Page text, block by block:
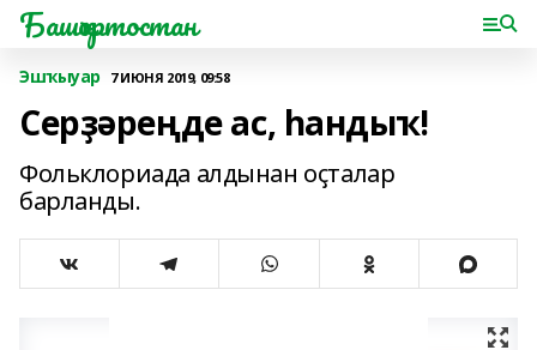
Башҡортостан
Эшҡыуар 7 ИЮНЯ 2019, 09:58
Серҙәреңде ас, һандыҡ!
Фольклориада алдынан оҫталар
барланды.